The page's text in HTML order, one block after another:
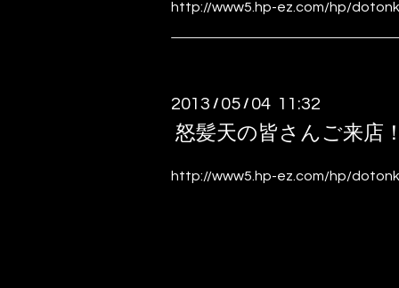
http://www5.hp-ez.com/hp/
2013 / 05 / 04 11:32
怒髪天の皆さんご来店！
http://www5.hp-ez.com/hp/